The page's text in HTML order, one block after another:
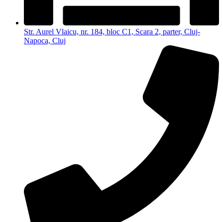
Str. Aurel Vlaicu, nr. 184, bloc C1, Scara 2, parter, Cluj-
Napoca, Cluj